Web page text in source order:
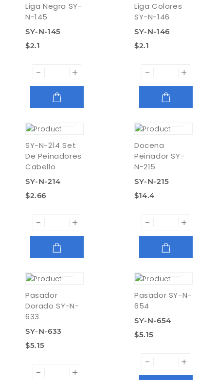
Liga Negra SY-
N-145
SY-N-145
$2.1
- +
Liga Colores
SY-N-146
SY-N-146
$2.1
- +
SY-N-214 Set
De Peinadores
Cabello
SY-N-214
$2.66
- +
Docena
Peinador SY-
N-215
SY-N-215
$14.4
- +
Pasador
Dorado SY-N-
633
SY-N-633
$5.15
- +
Pasador SY-N-
654
SY-N-654
$5.15
- +